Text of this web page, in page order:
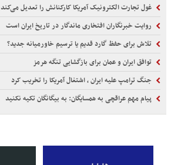
غول تجارت الکترونیک آمریکا کارکنانش را تعدیل می‌کند
روایت خبرنگاران افتخاری ماندگار در تاریخ ایران است
تلاش برای حفظ گارد قدیم یا ترسیم خاورمیانه جدید؟
توافق ایران و عمان برای بازگشایی تنگه هرمز
جنگ ترامپ علیه ایران ، اشتغال آمریکا را تخریب کرد
پیام مهم عراقچی به همسایگان: به بیگانگان تکیه نکنید